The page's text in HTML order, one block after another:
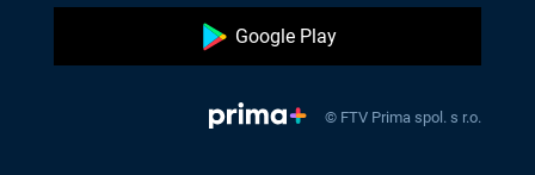
Google Play
© FTV Prima spol. s r.o.